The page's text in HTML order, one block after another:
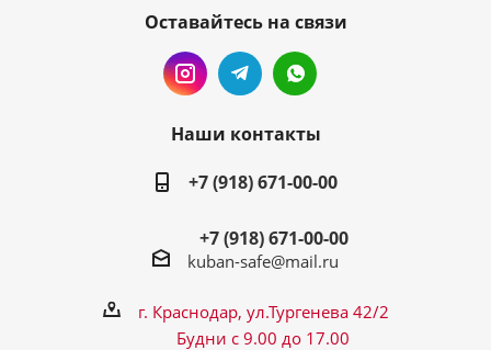
Оставайтесь на связи
Наши контакты
+7 (918) 671-00-00
+7 (918) 671-00-00
kuban-safe@mail.ru
г. Краснодар, ул.Тургенева 42/2
Будни с 9.00 до 17.00